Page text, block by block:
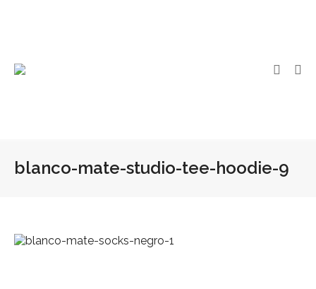
blanco-mate-studio-tee-hoodie-9